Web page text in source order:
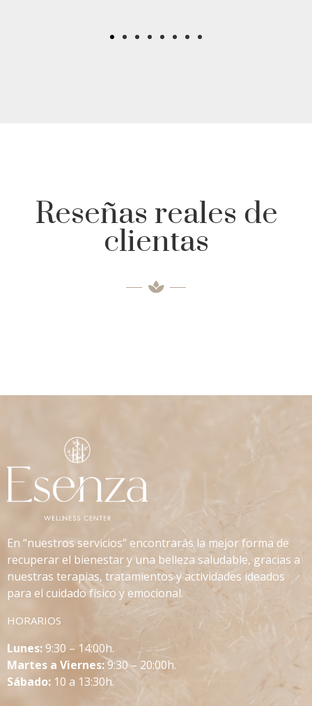
Reseñas reales de
clientas
En “nuestros servicios” encontrarás la mejor forma de
recuperar el bienestar y una belleza saludable, gracias a
nuestras terapias, tratamientos y actividades ideados
para el cuidado físico y emocional.
HORARIOS
Lunes:9:30 – 14:00h.
Martes a Viernes:9:30 – 20:00h.
Sábado: 10 a 13:30h.